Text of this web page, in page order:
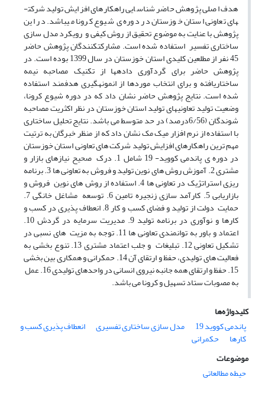
هدف اصلی پژوهش حاضر شناسایی راهکارهای افزایش تولید شرکت­
های تعاونی استان خوزستان در دوره ی شیوع کرونا می­باشد. در این
پژوهش با عنایت به موضوع تحقیق از روش کیفی و رویکرد مدل سازی
ساختاری تفسیر استفاده شده است. مشارکت­کنندگان پژوهش حاضر
45 نفر از مطلعین کلیدی استان خوزستان در سال 1399 بوده است. در
پژوهش حاضر برای گردآوری داده­ها از تکنیک مصاحبه نیمه
ساختاریافته و برای انتخاب موردها از انمونه­گیری هدفمند استفاده
شده است. نتایج پژوهش حاضر نشان داد که در دوره شیوع کرونا،
وضعیت تولید تعاونی­های تولید استان خوزستان در نظر اکثریت مصاحبه
شوندگان (6/56درصد) در حد متوسط می باشد. نتایج تحلیل ساختاری
با استفاده از نرم افزار میک مک نشان داد که از منظر خبرگان به ترتیت
مهم ترین راهکارهای افزایش تولید شرکت های تعاونی استان خوزستان
در دوره ی پاندمی کووید- 19 شامل 1. درک صحیح نیازهای بازار و
مشتری 2. آموزش روش های نوین تولید و فروش به تعاونی ها 3. برنامه
ریزی استراتژیک در تعاونی ها 4. استفاده از روش های نوین فروش و
بازاریابی 5. کارآمد سازی زنجیره تامین 6. توسعه مشاغل خانگی 7.
حمایت دولت از تولید و فضای کسب و کار 8. انعطاف پذیری در کسب و
کارها و نوآوری در برنامه تولید 9. مدیریت سرمایه در گردش 10.
اعتماد و باور به توانمندی تعاونی ها 11. توجه به مزیت های نسبی در
تشکیل تعاونی 12. تبلیغات و جلب اعتماد مشتری 13. تنوع بخشی به
فعالیت های تولیدی، حفظ و ارتقای آن 14. حمکرانی و همکاری بین بخشی
15. حفظ و ارتقای همه جانبه نیروی انسانی در واحدهای تولیدی 16. عمل
به مصوبات ستاد تسهیل و کرونا می باشد.
کلیدواژه‌ها
پاندمی کووید 19
مدل سازی ساختاری تفسیری انعطاف پذیری کسب و
کارها
حکمرانی
موضوعات
حیطه مطالعاتی